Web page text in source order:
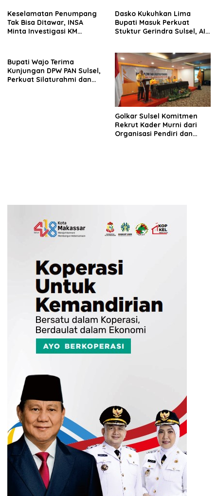
Keselamatan Penumpang
Tak Bisa Ditawar, INSA
Minta Investigasi KM
Dasko Kukuhkan Lima
Bupati Masuk Perkuat
Stuktur Gerindra Sulsel, AIA
Bupati Wajo Terima
Kunjungan DPW PAN Sulsel,
Perkuat Silaturahmi dan
Golkar Sulsel Komitmen
Rekrut Kader Murni dari
Organisasi Pendiri dan